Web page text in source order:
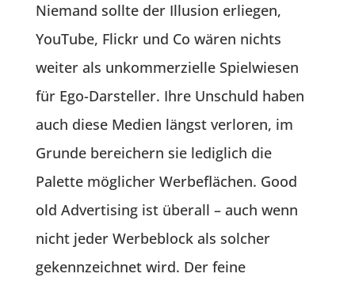
Niemand sollte der Illusion erliegen,
YouTube, Flickr und Co wären nichts
weiter als unkommerzielle Spielwiesen
für Ego-Darsteller. Ihre Unschuld haben
auch diese Medien längst verloren, im
Grunde bereichern sie lediglich die
Palette möglicher Werbeflächen. Good
old Advertising ist überall – auch wenn
nicht jeder Werbeblock als solcher
gekennzeichnet wird. Der feine